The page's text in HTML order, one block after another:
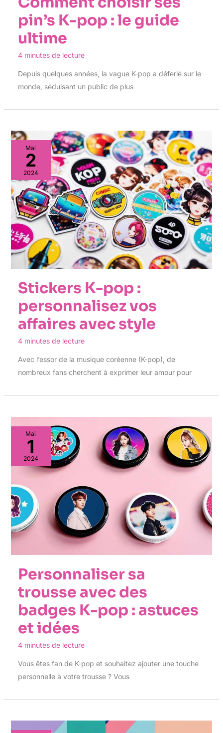
pin’s K-pop : le guide
ultime
4 minutes de lecture
Depuis quelques années, la vague K-pop a déferlé sur le
monde, séduisant un public de plus
Mai
2
2024
Stickers K-pop :
personnalisez vos
affaires avec style
4 minutes de lecture
Avec l’essor de la musique coréenne (K-pop), de
nombreux fans cherchent à exprimer leur amour pour
Mai
1
2024
Personnaliser sa
trousse avec des
badges K-pop : astuces
et idées
4 minutes de lecture
Vous êtes fan de K-pop et souhaitez ajouter une touche
personnelle à votre trousse ? Vous